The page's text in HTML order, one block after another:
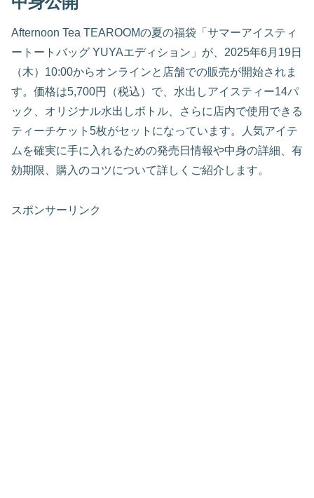
Afternoon Tea TEAROOMの夏の福袋「サマーアイスティ
ートートバッグ YUYAエディション」が、2025年6月19日
（木）10:00からオンラインと店舗での販売が開始されま
す。価格は5,700円（税込）で、水出しアイスティー14パ
ック、オリジナル水出しボトル、さらに店内で使用できる
ティーチケット5枚がセットになっています。人気アイテ
ムを確実に手に入れるための発売日情報や中身の詳細、有
効期限、購入のコツについて詳しくご紹介します。
スポンサーリンク